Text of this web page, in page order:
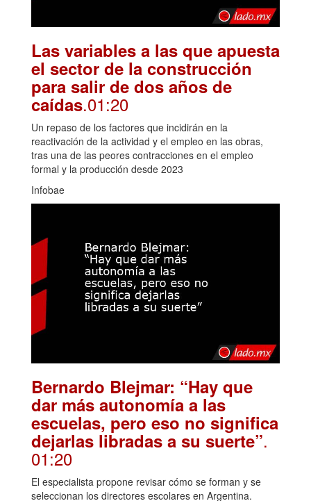
Las variables a las que apuesta
el sector de la construcción
para salir de dos años de
caídas.01:20
Un repaso de los factores que incidirán en la
reactivación de la actividad y el empleo en las obras,
tras una de las peores contracciones en el empleo
formal y la producción desde 2023
Infobae
Bernardo Blejmar: “Hay que
dar más autonomía a las
escuelas, pero eso no significa
dejarlas libradas a su suerte”.
01:20
El especialista propone revisar cómo se forman y se
seleccionan los directores escolares en Argentina.